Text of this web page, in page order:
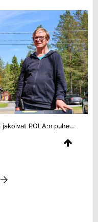
Radiolaitteista ja toiminnasta tietoa jakoivat POLA:n puheenjohtaja Jussi Törmä (vas.), Radiohullujen Esa Tikkamäki ja Teuvan Radioharrastajien puheenjohtaja Keijo Lähdes.